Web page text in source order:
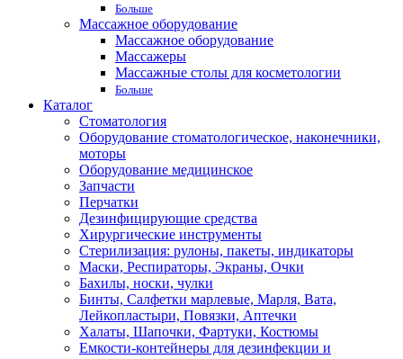
Больше
Массажное оборудование
Массажное оборудование
Массажеры
Массажные столы для косметологии
Больше
Каталог
Стоматология
Оборудование стоматологическое, наконечники,
моторы
Оборудование медицинское
Запчасти
Перчатки
Дезинфицирующие средства
Хирургические инструменты
Стерилизация: рулоны, пакеты, индикаторы
Маски, Респираторы, Экраны, Очки
Бахилы, носки, чулки
Бинты, Салфетки марлевые, Марля, Вата,
Лейкопластыри, Повязки, Аптечки
Халаты, Шапочки, Фартуки, Костюмы
Емкости-контейнеры для дезинфекции и